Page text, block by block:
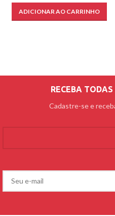
ADICIONAR AO CARRINHO
RECEBA
Cadastre-se e